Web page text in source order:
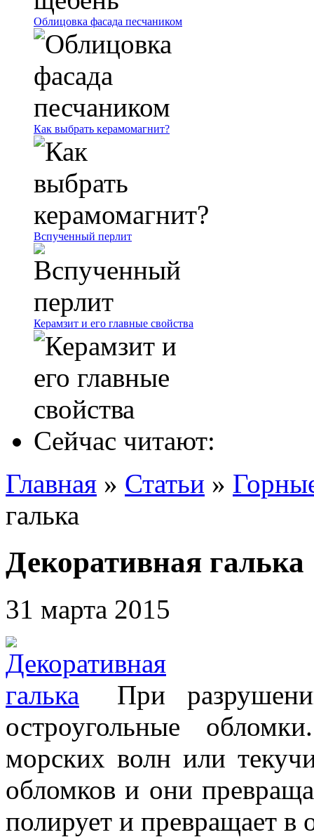
Облицовка фасада песчаником
Как выбрать керамомагнит?
Вспученный перлит
Керамзит и его главные свойства
Сейчас читают:
Главная » Статьи »
галька
Декоративная галька
31 марта 2015
При
остроугольные
морских волн или
обломков и они
полирует и превращает в